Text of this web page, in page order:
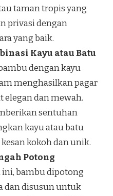
taman tropis yang
privasi dengan
yang baik.
Kayu atau Batu
dengan kayu
menghasilkan pagar
elegan dan mewah.
sentuhan
kayu atau batu
kokoh dan unik.
Potong
ini, bambu dipotong
dan disusun untuk